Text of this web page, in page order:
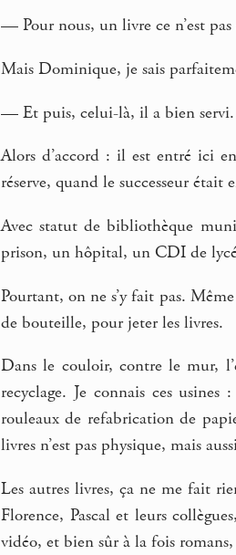
— Pour nous, un livre ce n’est
Mais Dominique, je sais
— Et puis, celui-là, il a bien servi.
Alors d’accord : il est entré ici
réserve, quand le successeur était
Avec statut de bibliothèque
prison, un hôpital, un CDI de
Pourtant, on ne s’y fait pas.
de bouteille, pour jeter les livres.
Dans le couloir, contre le mur,
recyclage. Je connais ces
rouleaux de refabrication de
livres n’est pas physique, mais
Les autres livres, ça ne me fait
Florence, Pascal et leurs
vidéo, et bien sûr à la fois